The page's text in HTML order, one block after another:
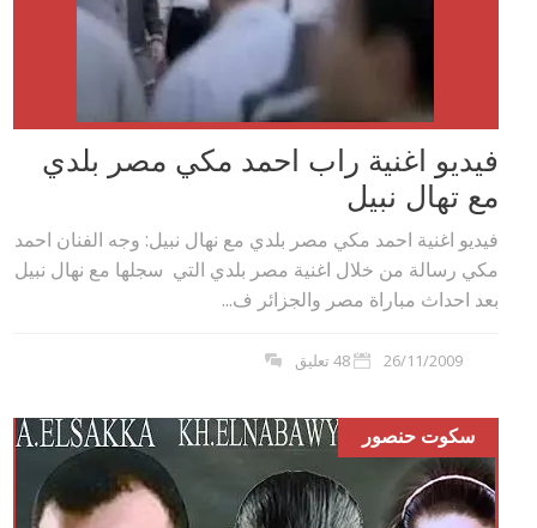
فيديو اغنية راب احمد مكي مصر بلدي
مع تهال نبيل
فيديو اغنية احمد مكي مصر بلدي مع نهال نبيل: وجه الفنان احمد
مكي رسالة من خلال اغنية مصر بلدي التي سجلها مع نهال نبيل
بعد احداث مباراة مصر والجزائر ف...
26/11/2009 48 تعليق
سكوت حنصور